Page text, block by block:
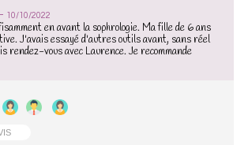
10/10/2022
en avant la sophrologie. Ma fille de 6 ans
J'avais essayé d'autres outils avant, sans réel
rendez-vous avec Laurence. Je recommande